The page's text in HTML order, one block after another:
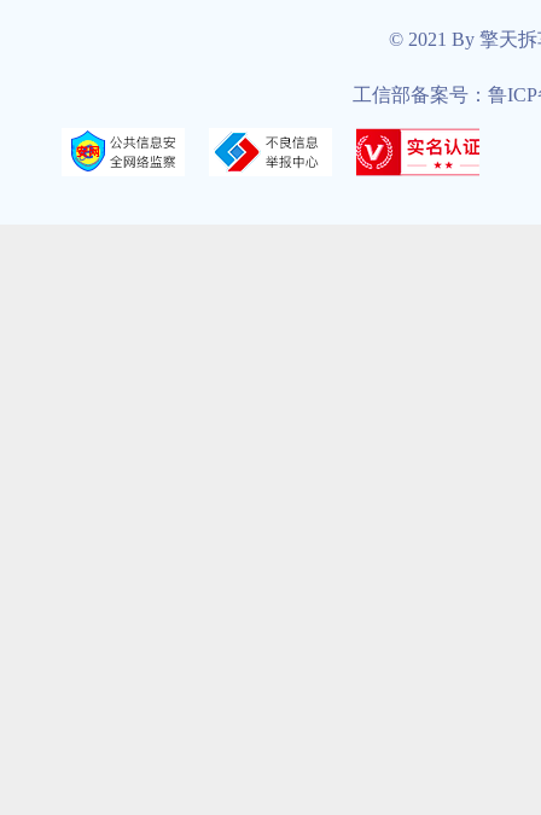
© 2021 By 擎天
工信部备案号：鲁